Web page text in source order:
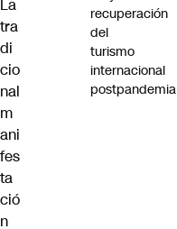
La
tra
di
cio
nal
m
ani
fes
ta
ció
n
recuperación
del
turismo
internacional
postpandemia